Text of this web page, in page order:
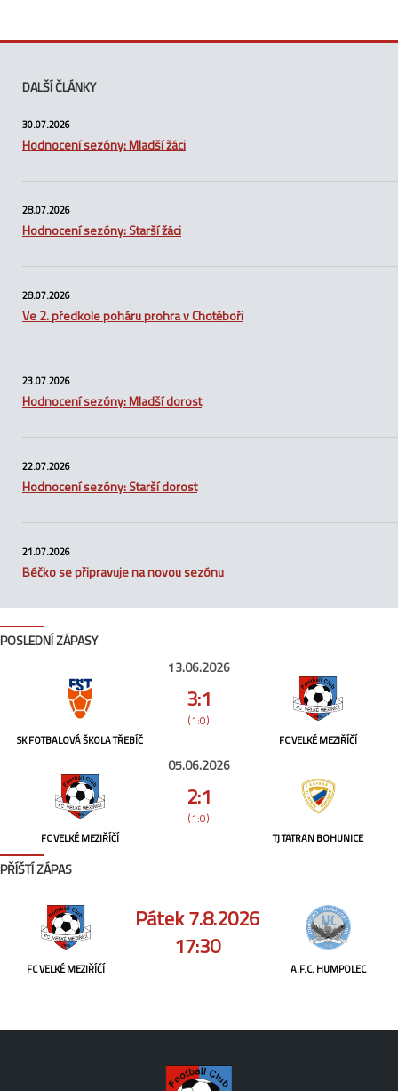
DALŠÍ ČLÁNKY
30.07.2026
Hodnocení sezóny: Mladší žáci
28.07.2026
Hodnocení sezóny: Starší žáci
28.07.2026
Ve 2. předkole poháru prohra v Chotěboři
23.07.2026
Hodnocení sezóny: Mladší dorost
22.07.2026
Hodnocení sezóny: Starší dorost
21.07.2026
Béčko se připravuje na novou sezónu
POSLEDNÍ ZÁPASY
SK FOTBALOVÁ ŠKOLA TŘEBÍČ
13.06.2026
3:1
(1:0)
FC VELKÉ MEZIŘÍČÍ
FC VELKÉ MEZIŘÍČÍ
05.06.2026
2:1
(1:0)
TJ TATRAN BOHUNICE
PŘÍŠTÍ ZÁPAS
FC VELKÉ MEZIŘÍČÍ
Pátek 7.8.2026
17:30
A.F.C. HUMPOLEC